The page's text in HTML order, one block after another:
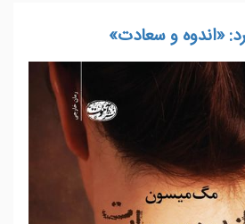
«اندوه و سعادت»